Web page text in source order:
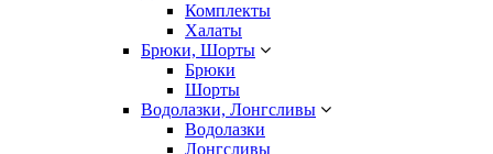
Комплекты
Халаты
Брюки, Шорты
Брюки
Шорты
Водолазки, Лонгсливы
Водолазки
Лонгсливы